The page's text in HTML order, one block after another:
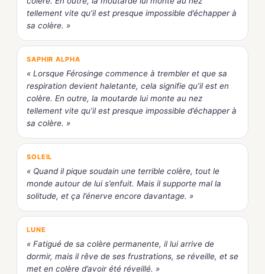
tellement vite qu’il est presque impossible d’échapper à
sa colère. »
SAPHIR ALPHA
« Lorsque Férosinge commence à trembler et que sa
respiration devient haletante, cela signifie qu’il est en
colère. En outre, la moutarde lui monte au nez
tellement vite qu’il est presque impossible d’échapper à
sa colère. »
SOLEIL
« Quand il pique soudain une terrible colère, tout le
monde autour de lui s’enfuit. Mais il supporte mal la
solitude, et ça l’énerve encore davantage. »
LUNE
« Fatigué de sa colère permanente, il lui arrive de
dormir, mais il rêve de ses frustrations, se réveille, et se
met en colère d’avoir été réveillé. »